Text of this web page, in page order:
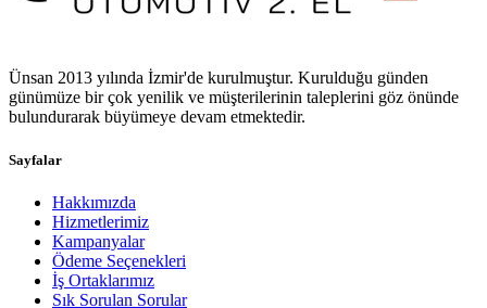
Ünsan 2013 yılında İzmir'de kurulmuştur. Kurulduğu günden
günümüze bir çok yenilik ve müşterilerinin taleplerini göz önünde
bulundurarak büyümeye devam etmektedir.
Sayfalar
Hakkımızda
Hizmetlerimiz
Kampanyalar
Ödeme Seçenekleri
İş Ortaklarımız
Sık Sorulan Sorular